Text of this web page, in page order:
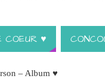
COEUR ♥
– Album ♥